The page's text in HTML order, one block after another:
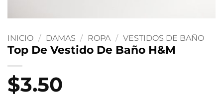
INICIO / DAMAS / ROPA / VESTIDOS DE BAÑO
Top De Vestido De Baño H&M
$3.50